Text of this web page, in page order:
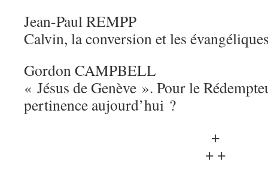
Jean-Paul REMPP
Calvin, la conversion et les
Gordon CAMPBELL
« Jésus de Genève ». Pour le
pertinence aujourd’hui ?
+
+ +